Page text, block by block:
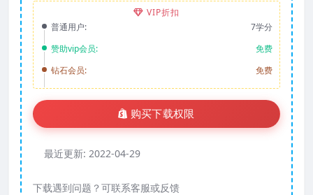
VIP折扣
普通用户:
7学分
赞助vip会员:
免费
钻石会员:
免费
购买下载权限
最近更新: 2022-04-29
下载遇到问题？可联系客服或反馈